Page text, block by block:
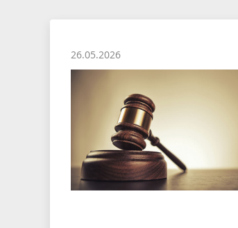
Социальные стандарты по
Пинска
26.05.2026